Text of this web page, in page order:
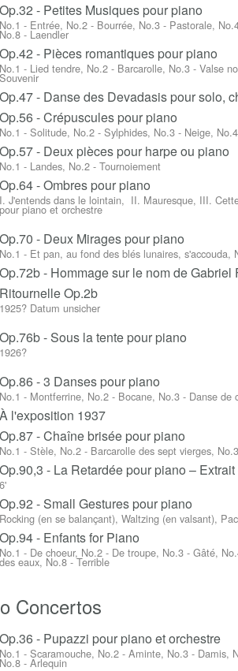
Op.32 - Petites Musiques pour piano
No.1 - Entrée, No.2 - Bourrée, No.3 - Pastorale,
No.8 - Laendler
Op.42 - Pièces romantiques pour piano
No.1 - Lied tendre, No.2 - Barcarolle, No.3 - Valse
Souvenir
Op.47 - Danse des Devadasis pour solo,
Op.56 - Crépuscules pour piano
No.1 - Solitude, No.2 - Sylphides, No.3 - Neige,
Op.57 - Deux pièces pour harpe ou piano
No.1 - Landes, No.2 - Tournoiement
Op.64 - Ombres pour piano
I. J'entends dans le lointain, II. Mauresque, III.
pour piano et orchestre
Op.70 - Deux Mirages pour piano
No.1 - Et pan, au fond des blés lunaires, s'accouda,
Op.72b - Hommage sur le nom de Gabriel
Ritournelle Op.2b
1925? Datum unsicher
Op.76b - Sous la tente pour piano
1926?
Op.86 - 3 Danses pour piano
No.1 - Montferrine, No.2 - Bocane, No.3 - Danse de
À l'exposition 1937
Op.87 - Chaîne brisée pour piano
No.1 - Stèle, No.2 - Barcarolle des sept vierges,
Op.90,3 - La Retardée pour piano –
6'
Op.92 - Small Gestures pour piano
Rocking (en se balançant), Waltzing (en valsant),
Op.94 - Enfants for Piano
No.1 - De choeur, No.2 - De troupe, No.3 - Gâté,
des eaux, No.8 - Terrible
Concertos
Op.36 - Pupazzi pour piano et orchestre
No.1 - Scaramouche, No.2 - Aminte, No.3 - Damis,
No.8 - Arlequin